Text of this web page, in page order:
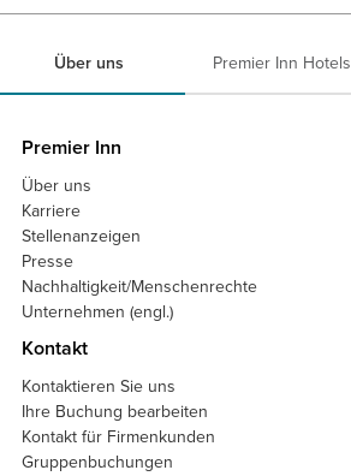
Über uns Premier Inn Hotels
Premier Inn
Über uns
Karriere
Stellenanzeigen
Presse
Nachhaltigkeit/Menschenrechte
Unternehmen (engl.)
Kontakt
Kontaktieren Sie uns
Ihre Buchung bearbeiten
Kontakt für Firmenkunden
Gruppenbuchungen